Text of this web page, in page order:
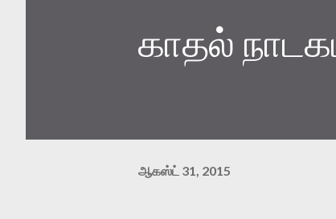
காதல்
ஆகஸ்ட் 31, 2015